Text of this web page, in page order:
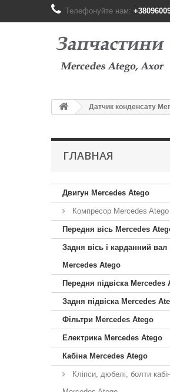
Телефонуйте нам:
Датчик конденсату
ГЛАВНАЯ
Двигун Mercedes Atego
Компресор Mercedes Atego
Передня вісь Mercedes
Задня вісь і карданний вал
Mercedes Atego
Передня підвіска Mercedes
Задня підвіска Mercedes
Фільтри Mercedes Atego
Електрика Mercedes Atego
Кабіна Mercedes Atego
Кліпси, дюбелі, болти